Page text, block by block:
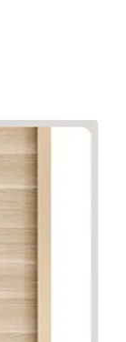
bureaux, aux
doit être
avec des
et
une charte
de bailleur
ou 3M
sont